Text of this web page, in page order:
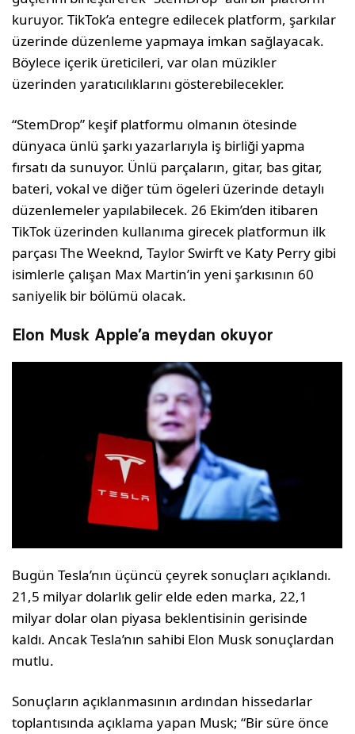
kuruyor. TikTok’a entegre edilecek platform, şarkılar
üzerinde düzenleme yapmaya imkan sağlayacak.
Böylece içerik üreticileri, var olan müzikler
üzerinden yaratıcılıklarını gösterebilecekler.
“StemDrop” keşif platformu olmanın ötesinde
dünyaca ünlü şarkı yazarlarıyla iş birliği yapma
fırsatı da sunuyor. Ünlü parçaların, gitar, bas gitar,
bateri, vokal ve diğer tüm ögeleri üzerinde detaylı
düzenlemeler yapılabilecek. 26 Ekim’den itibaren
TikTok üzerinden kullanıma girecek platformun ilk
parçası The Weeknd, Taylor Swirft ve Katy Perry gibi
isimlerle çalışan Max Martin’in yeni şarkısının 60
saniyelik bir bölümü olacak.
Elon Musk Apple’a meydan okuyor
Bugün Tesla’nın üçüncü çeyrek sonuçları açıklandı.
21,5 milyar dolarlık gelir elde eden marka, 22,1
milyar dolar olan piyasa beklentisinin gerisinde
kaldı. Ancak Tesla’nın sahibi Elon Musk sonuçlardan
mutlu.
Sonuçların açıklanmasının ardından hissedarlar
toplantısında açıklama yapan Musk; “Bir süre önce